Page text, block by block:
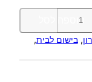
הוספה לסל
, בישום לבית,